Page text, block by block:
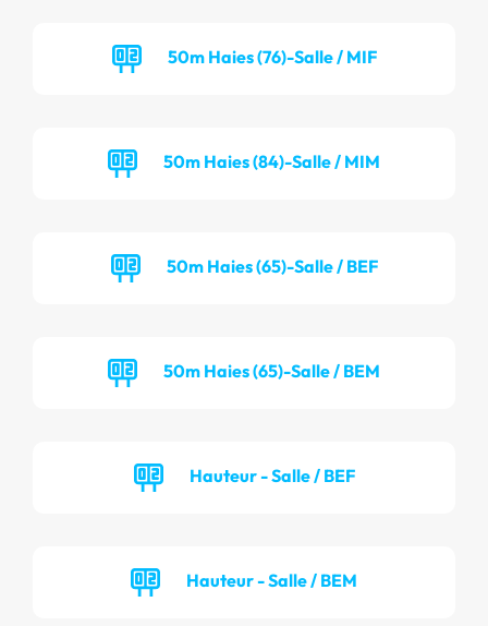
50m Haies (76)-Salle / MIF
50m Haies (84)-Salle / MIM
50m Haies (65)-Salle / BEF
50m Haies (65)-Salle / BEM
Hauteur - Salle / BEF
Hauteur - Salle / BEM